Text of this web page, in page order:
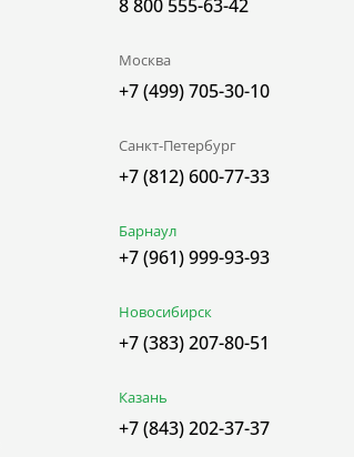
8 800 555-63-42
Москва
+7 (499) 705-30-10
Санкт-Петербург
+7 (812) 600-77-33
Барнаул
+7 (961) 999-93-93
Новосибирск
+7 (383) 207-80-51
Казань
+7 (843) 202-37-37